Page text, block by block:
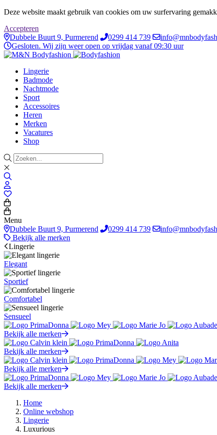
Deze website maakt gebruik van cookies om uw surfervaring
Accepteren
Dubbele Buurt 9, Purmerend
0299 414 739
Gesloten. Wij zijn weer open op vrijdag vanaf 09:30 uur
Lingerie
Badmode
Nachtmode
Sport
Accessoires
Heren
Merken
Vacatures
Shop
Menu
Dubbele Buurt 9, Purmerend
0299 414 739
Bekijk alle merken
Lingerie
Elegant
Sportief
Comfortabel
Sensueel
Bekijk alle merken
Bekijk alle merken
Bekijk alle merken
Bekijk alle merken
Home
Online webshop
Lingerie
Luxurious